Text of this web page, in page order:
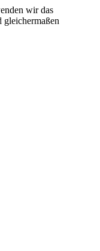
wir das
gleichermaßen